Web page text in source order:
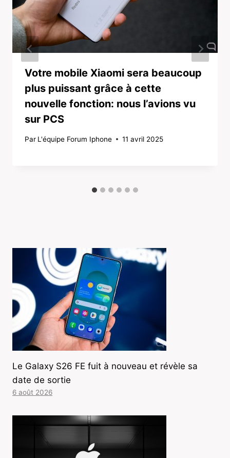
Votre mobile Xiaomi sera beaucoup
plus puissant grâce à cette
nouvelle fonction: nous l’avions vu
sur PCS
Par L'équipe Forum Iphone 11 avril 2025
Le Galaxy S26 FE fuit à nouveau et révèle sa
date de sortie
6 août 2026